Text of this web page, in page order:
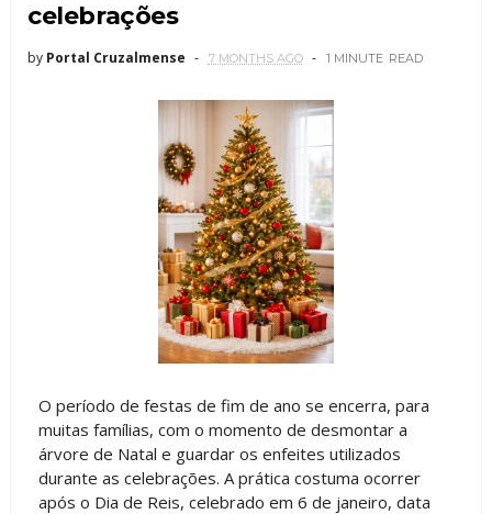
celebrações
by Portal Cruzalmense 7 MONTHS AGO 1 MINUTE READ
O período de festas de fim de ano se encerra, para
muitas famílias, com o momento de desmontar a
árvore de Natal e guardar os enfeites utilizados
durante as celebrações. A prática costuma ocorrer
após o Dia de Reis, celebrado em 6 de janeiro, data